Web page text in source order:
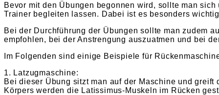
Bevor mit den Übungen begonnen wird, sollte man
Trainer begleiten lassen. Dabei ist es besonders
Bei der Durchführung der Übungen sollte man zudem
empfohlen, bei der Anstrengung auszuatmen und bei
Im Folgenden sind einige Beispiele für
1. Latzugmaschine:
Bei dieser Übung sitzt man auf der Maschine und
Körpers werden die Latissimus-Muskeln im Rücken